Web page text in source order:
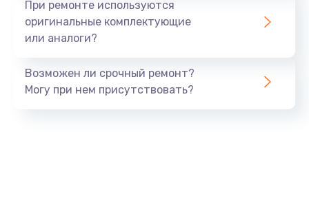
При ремонте используются
оригинальные комплектующие
или аналоги?
Возможен ли срочный ремонт?
Могу при нем присутствовать?